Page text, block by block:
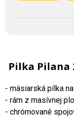
Pilka Pilana
- mäsiarská pílka
- rám z masívnej
- chrómované